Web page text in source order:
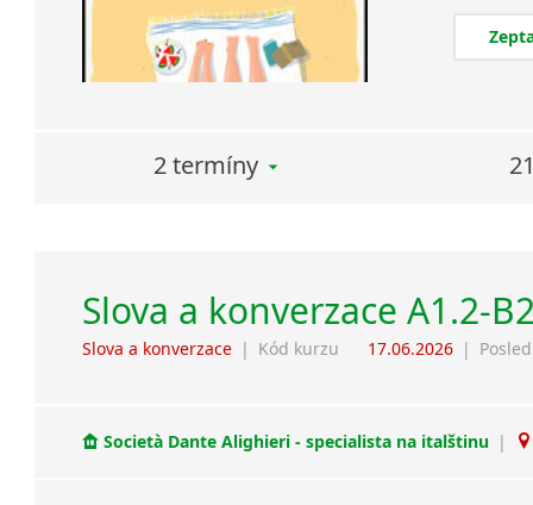
2 termíny
Slova a konverzace A1.2-
Slova a konverzace | Kód kurzu 17.06.2026 |
Società Dante Alighieri - specialista na italštinu |